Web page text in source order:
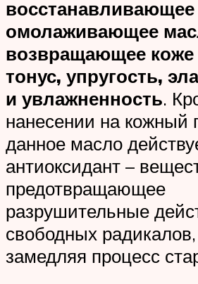
восстанавливающее
омолаживающее
возвращающее
тонус, упругость,
и увлажненность.
нанесении на кожный
данное масло
антиоксидант –
предотвращающее
разрушительные
свободных
замедляя процесс